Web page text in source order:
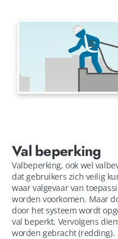
Val beperking
Valbeperking, ook wel
dat gebruikers zich veilig
waar valgevaar van
worden voorkomen. Maar
door het systeem wordt
val beperkt. Vervolgens
worden gebracht (redding).